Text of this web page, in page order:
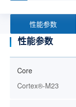
性能参数
性能参数
Core
Cortex®-M23